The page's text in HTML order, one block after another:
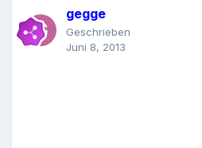
gegge
Geschrieben
Juni 8, 2013